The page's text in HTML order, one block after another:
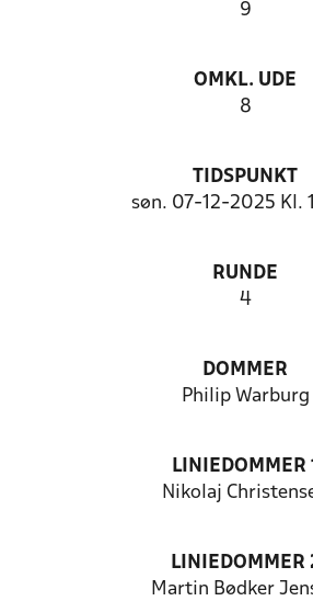
9
OMKL. UDE
8
TIDSPUNKT
søn. 07-12-2025 Kl.
RUNDE
4
DOMMER
Philip Warburg
LINIEDOMMER
Nikolaj
LINIEDOMMER
Martin Bødker